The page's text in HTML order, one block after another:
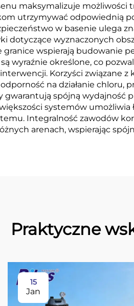
maksymalizuje
utrzymywać odpowiednią
w basenie ulega
dotyczące wyznaczonych
wspierają budowanie
są wyraźnie określone, co
Korzyści związane z
na działanie chloru,
spójną wydajność
systemów
Integralność zawodów
arenach, wspierając
Praktyczne
15
Jan